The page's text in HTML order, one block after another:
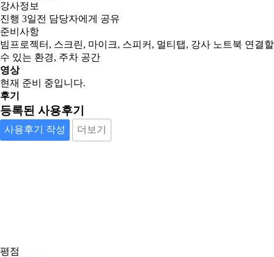
강사정보
진행 3일전 담당자에게 공유
준비사항
빔프로젝터, 스크린, 마이크, 스피커, 멀티탭, 강사 노트북 연결할
수 있는 환경, 주차 공간
영상
현재 준비 중입니다.
후기
등록된 사용후기
사용후기 작성 더보기
평점